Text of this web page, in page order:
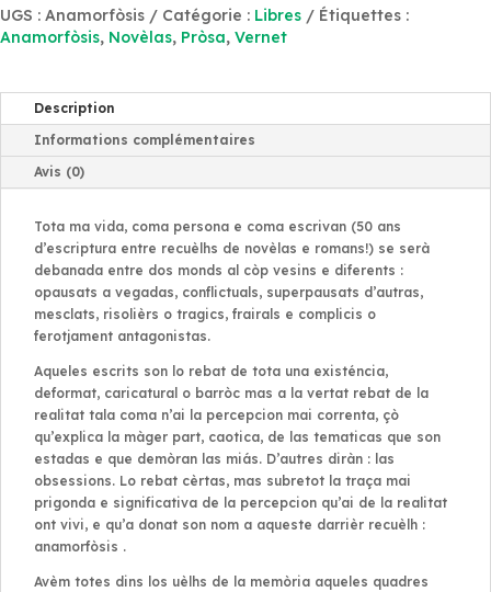
UGS : Anamorfòsis Catégorie : Libres
Étiquettes :
Anamorfòsis, Novèlas, Pròsa, Vernet
Description
Informations complémentaires
Avis (0)
Tota ma vida, coma persona e coma escrivan (50 ans
d’escriptura entre recuèlhs de novèlas e romans!) se serà
debanada entre dos monds al còp vesins e diferents :
opausats a vegadas, conflictuals, superpausats d’autras,
mesclats, risolièrs o tragics, frairals e complicis o
ferotjament antagonistas.
Aqueles escrits son lo rebat de tota una existéncia,
deformat, caricatural o barròc mas a la vertat rebat de la
realitat tala coma n’ai la percepcion mai correnta, çò
qu’explica la màger part, caotica, de las tematicas que son
estadas e que demòran las miás. D’autres diràn : las
obsessions. Lo rebat cèrtas, mas subretot la traça mai
prigonda e significativa de la percepcion qu’ai de la realitat
ont vivi, e qu’a donat son nom a aqueste darrièr recuèlh :
anamorfòsis .
Avèm totes dins los uèlhs de la memòria aqueles quadres